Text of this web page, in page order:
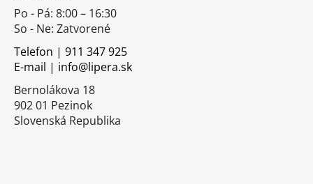
Po - Pá: 8:00 – 16:30
So - Ne: Zatvorené
Telefon | 911 347 925
E-mail | info@lipera.sk
Bernolákova 18
902 01 Pezinok
Slovenská Republika